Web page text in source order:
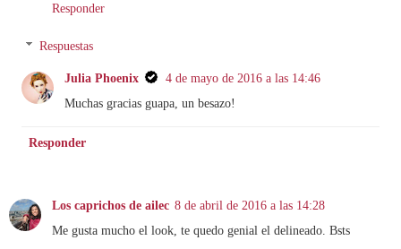
Responder
Respuestas
Julia Phoenix
4 de mayo de 2016 a las 14:46
Muchas gracias guapa, un besazo!
Responder
Los caprichos de ailec 8 de abril de 2016 a las 14:28
Me gusta mucho el look, te quedo genial el delineado. Bsts